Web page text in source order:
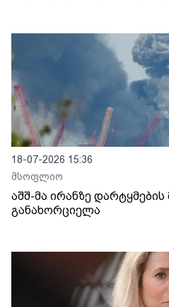
18-07-2026 15:36
მსოფლიო
აშშ-მა ირანზე
განახორციელა